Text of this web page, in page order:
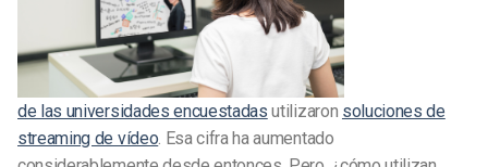
de las universidades encuestadas utilizaron soluciones de
streaming de vídeo. Esa cifra ha aumentado